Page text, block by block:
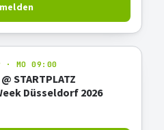
· MO 09:00
STARTPLATZ
Düsseldorf 2026